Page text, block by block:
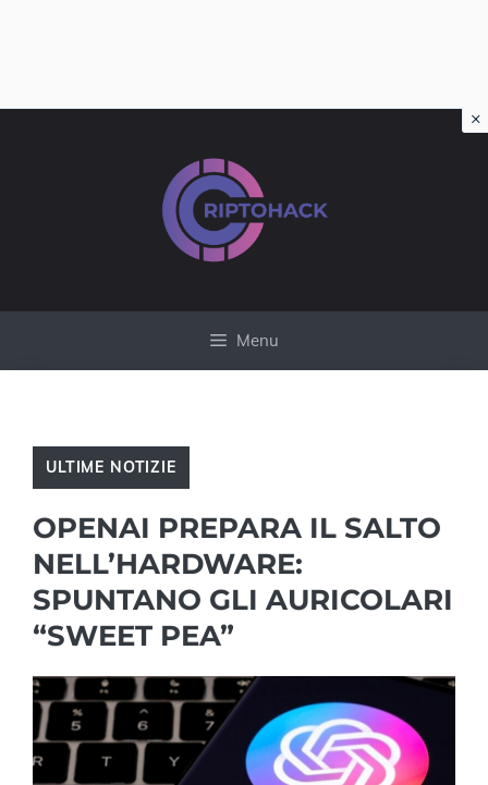
Menu
ULTIME NOTIZIE
OPENAI PREPARA IL SALTO
NELL’HARDWARE:
SPUNTANO GLI AURICOLARI
“SWEET PEA”
×